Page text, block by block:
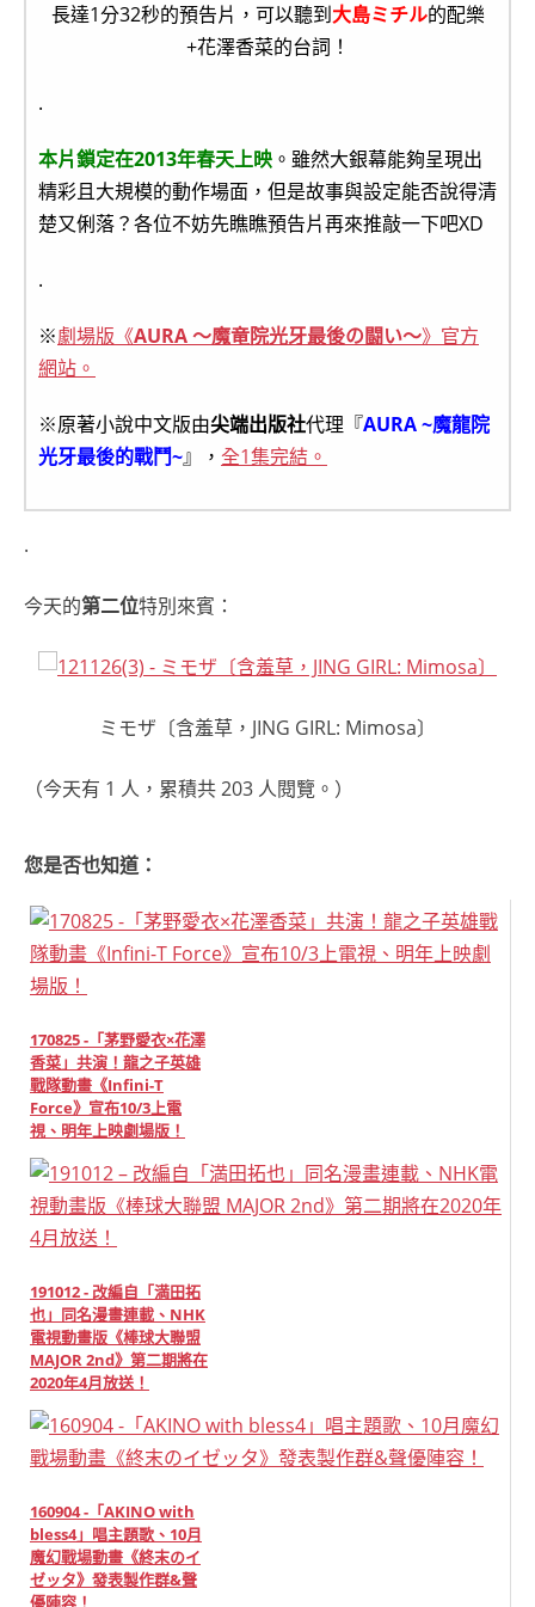
長達1分32秒的預告片，可以聽到大島ミチル的配樂
+花澤香菜的台詞！
.
本片鎖定在2013年春天上映 。雖然大銀幕能夠呈現出
精彩且大規模的動作場面，但是故事與設定能否說得清
楚又俐落？各位不妨先瞧瞧預告片再來推敲一下吧XD
.
※劇場版《AURA 〜魔竜院光牙最後の闘い〜》官方
網站。
※原著小說中文版由尖端出版社代理『AURA ~魔龍院
光牙最後的戰鬥~』， 全1集完結。
.
今天的第二位特別來賓：
ミモザ〔含羞草，JING GIRL: Mimosa〕
（今天有 1 人，累積共 203 人閱覽。）
您是否也知道：
170825 -「茅野愛衣×花澤
香菜」共演！龍之子英雄
戰隊動畫《Infini-T
Force》宣布10/3上電
視、明年上映劇場版！
191012 - 改編自「満田拓
也」同名漫畫連載、NHK
電視動畫版《棒球大聯盟
MAJOR 2nd》第二期將在
2020年4月放送！
160904 -「AKINO with
bless4」唱主題歌、10月
魔幻戰場動畫《終末のイ
ゼッタ》發表製作群&聲
優陣容！